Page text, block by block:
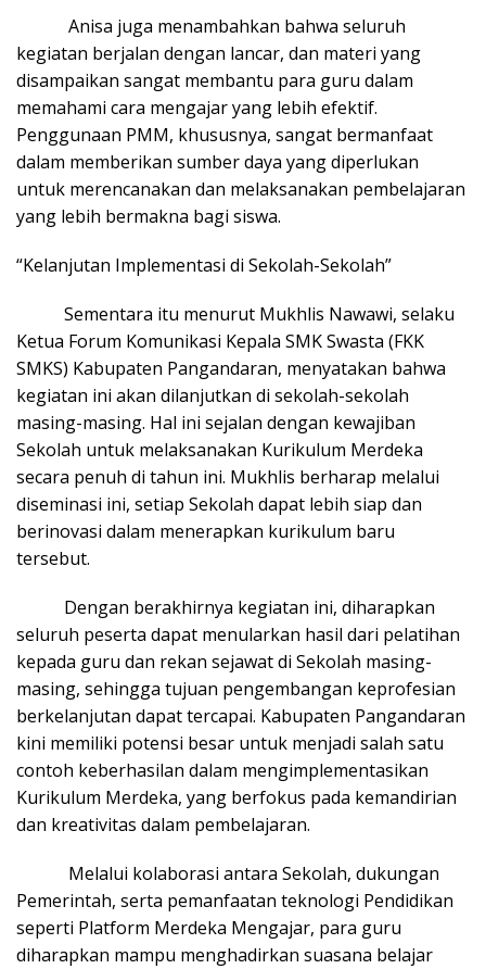
Anisa juga menambahkan bahwa seluruh
kegiatan berjalan dengan lancar, dan materi yang
disampaikan sangat membantu para guru dalam
memahami cara mengajar yang lebih efektif.
Penggunaan PMM, khususnya, sangat bermanfaat
dalam memberikan sumber daya yang diperlukan
untuk merencanakan dan melaksanakan pembelajaran
yang lebih bermakna bagi siswa.
“Kelanjutan Implementasi di Sekolah-Sekolah”
Sementara itu menurut Mukhlis Nawawi, selaku
Ketua Forum Komunikasi Kepala SMK Swasta (FKK
SMKS) Kabupaten Pangandaran, menyatakan bahwa
kegiatan ini akan dilanjutkan di sekolah-sekolah
masing-masing. Hal ini sejalan dengan kewajiban
Sekolah untuk melaksanakan Kurikulum Merdeka
secara penuh di tahun ini. Mukhlis berharap melalui
diseminasi ini, setiap Sekolah dapat lebih siap dan
berinovasi dalam menerapkan kurikulum baru
tersebut.
Dengan berakhirnya kegiatan ini, diharapkan
seluruh peserta dapat menularkan hasil dari pelatihan
kepada guru dan rekan sejawat di Sekolah masing-
masing, sehingga tujuan pengembangan keprofesian
berkelanjutan dapat tercapai. Kabupaten Pangandaran
kini memiliki potensi besar untuk menjadi salah satu
contoh keberhasilan dalam mengimplementasikan
Kurikulum Merdeka, yang berfokus pada kemandirian
dan kreativitas dalam pembelajaran.
Melalui kolaborasi antara Sekolah, dukungan
Pemerintah, serta pemanfaatan teknologi Pendidikan
seperti Platform Merdeka Mengajar, para guru
diharapkan mampu menghadirkan suasana belajar